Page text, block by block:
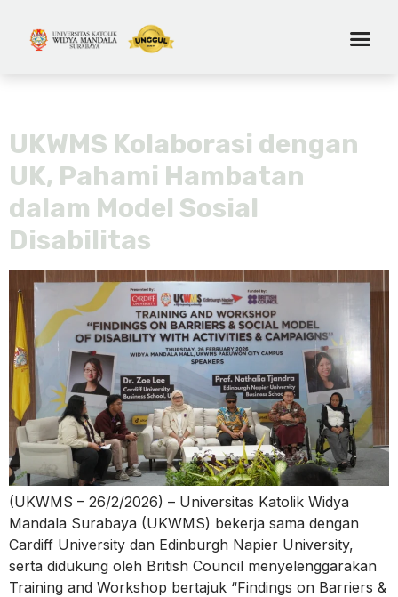
UKWMS Kolaborasi dengan
UK, Pahami Hambatan
dalam Model Sosial
Disabilitas
(UKWMS – 26/2/2026) – Universitas Katolik Widya
Mandala Surabaya (UKWMS) bekerja sama dengan
Cardiff University dan Edinburgh Napier University,
serta didukung oleh British Council menyelenggarakan
Training and Workshop bertajuk “Findings on Barriers &